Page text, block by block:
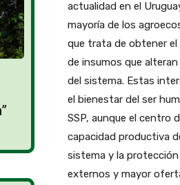
actualidad en el
mayoría de los
que trata de obtener el
de insumos que
del sistema. Estas
el bienestar del ser
SSP, aunque el centro
capacidad productiva
sistema y la
externos y mayor